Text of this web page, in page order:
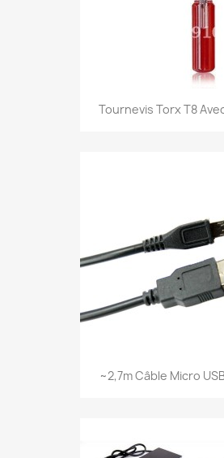
Tournevis Torx T8
~2,7m Câble Micro